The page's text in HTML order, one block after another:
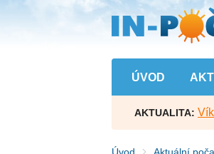
hlavní
obsah
ÚVOD
AKTUALITA: